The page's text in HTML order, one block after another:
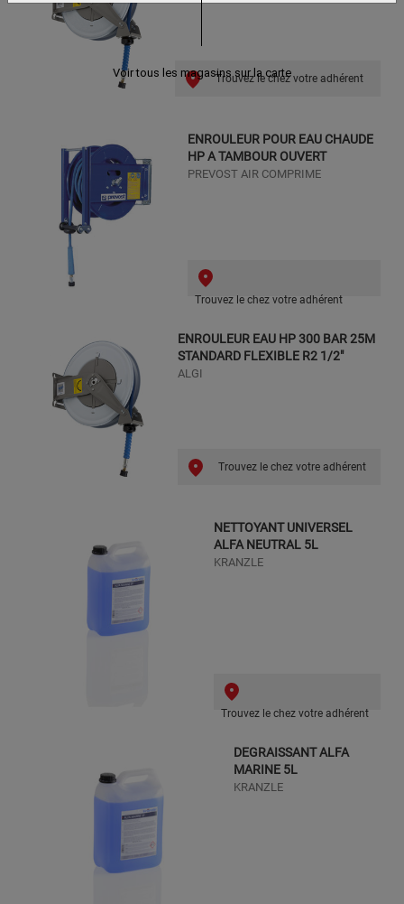
Trouvez le chez votre adhérent
ENROULEUR POUR EAU CHAUDE
HP A TAMBOUR OUVERT
PREVOST AIR COMPRIME
Trouvez le chez votre adhérent
ENROULEUR EAU HP 300 BAR 25M
STANDARD FLEXIBLE R2 1/2"
ALGI
Trouvez le chez votre adhérent
NETTOYANT UNIVERSEL
ALFA NEUTRAL 5L
KRANZLE
Trouvez le chez votre adhérent
DEGRAISSANT ALFA
MARINE 5L
KRANZLE
Voir tous les magasins sur la carte